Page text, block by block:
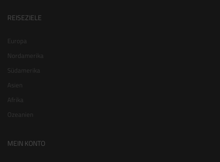
REISEZIELE
Europa
Nordamerika
Südamerika
Asien
Afrika
Ozeanien
MEIN KONTO